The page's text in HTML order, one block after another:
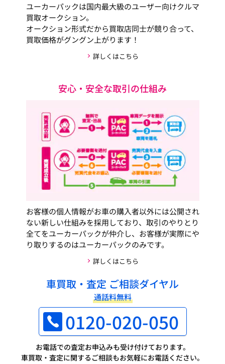
ユーカーパックは国内最大級のユーザー向けクルマ
買取オークション。
オークション形式だから買取店同士が競り合って、
買取価格がグングン上がります！
詳しくはこちら
安心・安全な取引の仕組み
お客様の個人情報がお車の購入者以外には公開され
ない新しい仕組みを採用しており、取引のやりとり
全てをユーカーパックが仲介し、お客様が実際にや
り取りするのはユーカーパックのみです。
詳しくはこちら
車買取・査定 ご相談ダイヤル
通話料無料
0120-020-050
お電話での査定お申込みも受け付けております。
車買取・査定に関するご相談もお気軽にお電話ください。